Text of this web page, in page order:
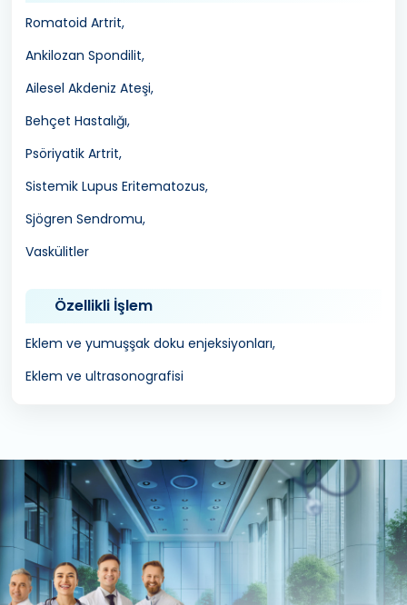
Romatoid Artrit,
Ankilozan Spondilit,
Ailesel Akdeniz Ateşi,
Behçet Hastalığı,
Psöriyatik Artrit,
Sistemik Lupus Eritematozus,
Sjögren Sendromu,
Vaskülitler
Özellikli İşlem
Eklem ve yumuşşak doku enjeksiyonları,
Eklem ve ultrasonografisi